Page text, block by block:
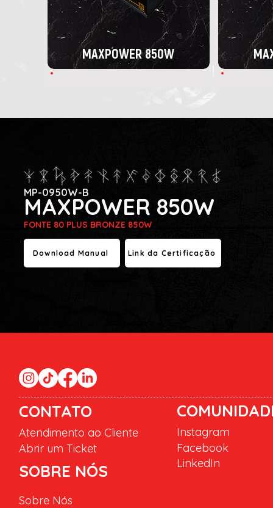
MAXPOWER 850W
MAXPOWER 850W
MP-0950W-B
FONTE 80 PLUS BRONZE 850W
Download Manual Link da Certificação
CONTATO
Atendimento ao Cliente
Abrir um Ticket
SOBRE NÓS
Instagram
Facebook
LinkedIn
Sobre Nós